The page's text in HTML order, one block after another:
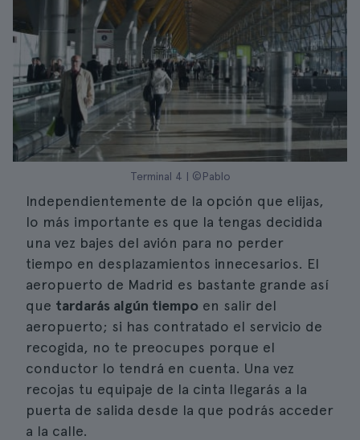
Terminal 4 | ©Pablo
Independientemente de la opción que elijas,
lo más importante es que la tengas decidida
una vez bajes del avión para no perder
tiempo en desplazamientos innecesarios. El
aeropuerto de Madrid es bastante grande así
que tardarás algún tiempo en salir del
aeropuerto; si has contratado el servicio de
recogida, no te preocupes porque el
conductor lo tendrá en cuenta. Una vez
recojas tu equipaje de la cinta llegarás a la
puerta de salida desde la que podrás acceder
a la calle.